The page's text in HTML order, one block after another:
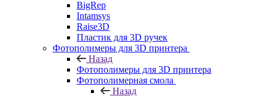
BigRep
Intamsys
Raise3D
Пластик для 3D ручек
Фотополимеры для 3D принтера
Назад
Фотополимеры для 3D принтера
Фотополимерная смола
Назад